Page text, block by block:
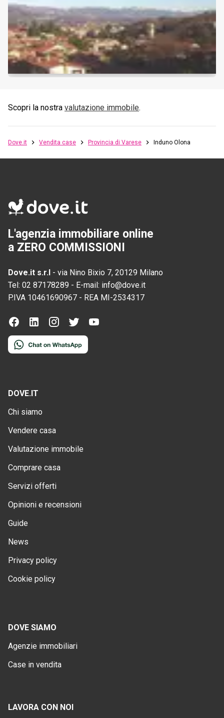
Scopri la nostra valutazione immobile.
Dove.it Vendita case Provincia di Varese Induno Olona
L'agenzia immobiliare online
a ZERO COMMISSIONI
Dove.it s.r.l - via Nino Bixio 7, 20129 Milano
Tel: 02 87178289 - E-mail: info@dove.it
P.IVA 10461690967 - REA MI-2534317
DOVE.IT
Chi siamo
Vendere casa
Valutazione immobile
Comprare casa
Servizi offerti
Opinioni e recensioni
Guide
News
Privacy policy
Cookie policy
DOVE SIAMO
Agenzie immobiliari
Case in vendita
LAVORA CON NOI